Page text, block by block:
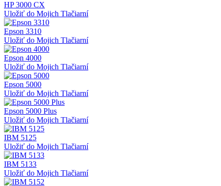
HP 3000 CX
Uložiť do Mojich Tlačiarní
Epson 3310
Uložiť do Mojich Tlačiarní
Epson 4000
Uložiť do Mojich Tlačiarní
Epson 5000
Uložiť do Mojich Tlačiarní
Epson 5000 Plus
Uložiť do Mojich Tlačiarní
IBM 5125
Uložiť do Mojich Tlačiarní
IBM 5133
Uložiť do Mojich Tlačiarní